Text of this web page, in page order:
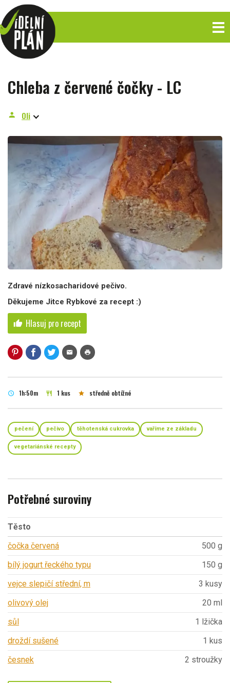
Chleba z červené čočky - LC
person Oli
Zdravé nízkosacharidové pečivo.
Děkujeme Jitce Rybkové za recept :)
thumb_up Hlasuj pro recept
mail print
schedule 1h:50m restaurant 1 kus star středně obtížné
pečení pečivo těhotenská cukrovka vaříme ze základu
vegetariánské recepty
Potřebné suroviny
Těsto
čočka červená
500 g
bílý jogurt řeckého typu
150 g
vejce slepičí střední, m
3 kusy
olivový olej
20 ml
sůl
1 lžička
droždí sušené
1 kus
česnek
2 stroužky